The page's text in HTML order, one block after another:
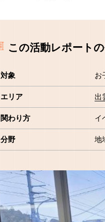
この活動レポート
対象 お
エリア 出
関わり方 イ
分野 地